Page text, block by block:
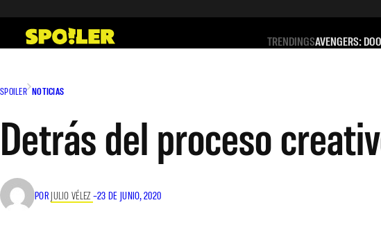
contenido
TRENDINGSAVENGERS:
SPOILER NOTICIAS
Detrás del proceso
POR JULIO VÉLEZ –23 DE JUNIO, 2020